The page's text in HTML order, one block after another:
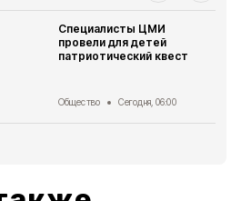
Специалисты ЦМИ
провели для детей
патриотический квест
Общество Сегодня, 06:00